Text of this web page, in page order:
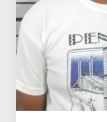
u
n
g
a
H
n
g
g